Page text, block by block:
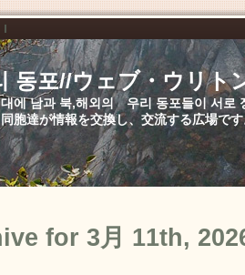
동포//ウェブ・ウリト
에 남과 북,해외의 우리 동포들이 서로
胞達が情報を交換し、交流する広場で
for 3月 11th,